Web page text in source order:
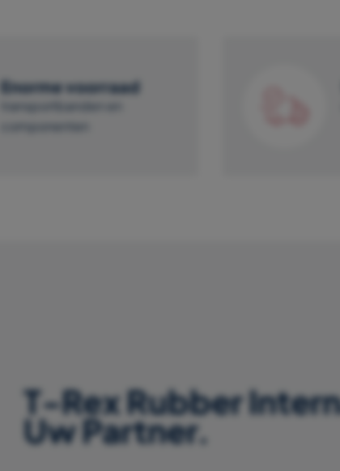
Enorme voorraad
transportbanden en
componenten
T-Rex Rubber
Uw Partner.